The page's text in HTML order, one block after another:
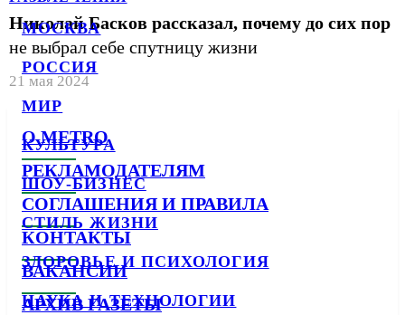
МОСКВА
РОССИЯ
МИР
КУЛЬТУРА
ШОУ-БИЗНЕС
СТИЛЬ ЖИЗНИ
ЗДОРОВЬЕ И ПСИХОЛОГИЯ
НАУКА И ТЕХНОЛОГИИ
Николай Басков рассказал, почему до сих пор
не выбрал себе спутницу жизни
21 мая 2024
О METRO
РЕКЛАМОДАТЕЛЯМ
СОГЛАШЕНИЯ И ПРАВИЛА
КОНТАКТЫ
ВАКАНСИИ
АРХИВ ГАЗЕТЫ